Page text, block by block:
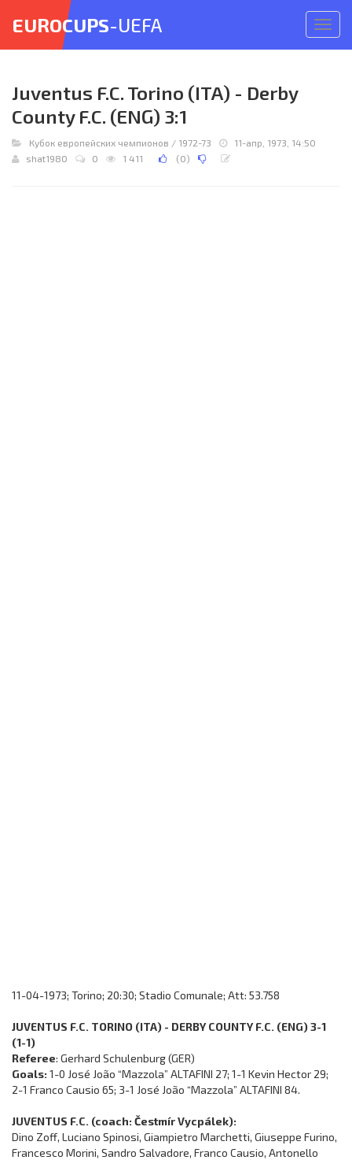
меню
EUROCUPS-UEFA
Juventus F.C. Torino (ITA) - Derby
County F.C. (ENG) 3:1
Кубок европейских чемпионов / 1972-73
11-апр, 1973, 14:50
shat1980
0 1 411 (0)
11-04-1973; Torino; 20:30; Stadio Comunale; Att: 53.758
JUVENTUS F.C. TORINO (ITA) - DERBY COUNTY F.C. (ENG) 3-1
(1-1)
Referee: Gerhard Schulenburg (GER)
Goals: 1-0 José João “Mazzola” ALTAFINI 27; 1-1 Kevin Hector 29;
2-1 Franco Causio 65; 3-1 José João “Mazzola” ALTAFINI 84.
JUVENTUS F.C. (coach: Čestmír Vycpálek):
Dino Zoff, Luciano Spinosi, Giampietro Marchetti, Giuseppe Furino,
Francesco Morini, Sandro Salvadore, Franco Causio, Antonello